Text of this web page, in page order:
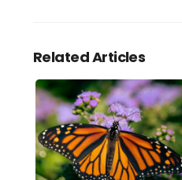
Related Articles